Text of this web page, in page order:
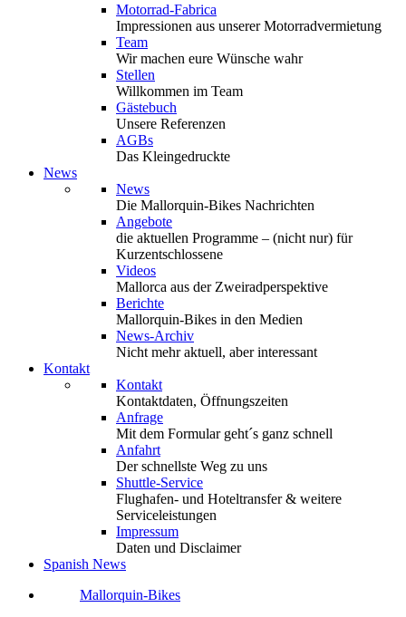
Motorrad-Fabrica
Impressionen aus unserer Motorradvermietung
Team
Wir machen eure Wünsche wahr
Stellen
Willkommen im Team
Gästebuch
Unsere Referenzen
AGBs
Das Kleingedruckte
News
News
Die Mallorquin-Bikes Nachrichten
Angebote
die aktuellen Programme – (nicht nur) für
Kurzentschlossene
Videos
Mallorca aus der Zweiradperspektive
Berichte
Mallorquin-Bikes in den Medien
News-Archiv
Nicht mehr aktuell, aber interessant
Kontakt
Kontakt
Kontaktdaten, Öffnungszeiten
Anfrage
Mit dem Formular geht´s ganz schnell
Anfahrt
Der schnellste Weg zu uns
Shuttle-Service
Flughafen- und Hoteltransfer & weitere
Serviceleistungen
Impressum
Daten und Disclaimer
Spanish News
Mallorquin-Bikes